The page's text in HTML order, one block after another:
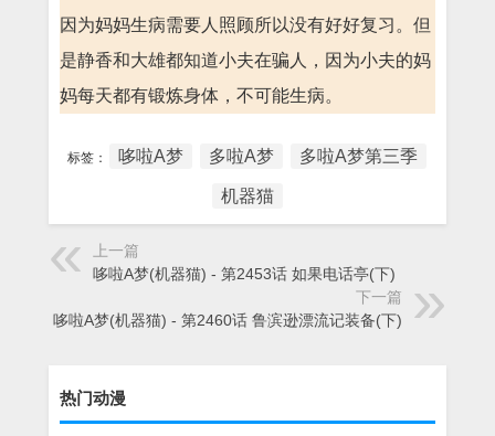
因为妈妈生病需要人照顾所以没有好好复习。但
是静香和大雄都知道小夫在骗人，因为小夫的妈
妈每天都有锻炼身体，不可能生病。
标签： 哆啦A梦 多啦A梦 多啦A梦第三季
机器猫
上一篇
哆啦A梦(机器猫) - 第2453话 如果电话亭(下)
下一篇
哆啦A梦(机器猫) - 第2460话 鲁滨逊漂流记装备(下)
热门动漫